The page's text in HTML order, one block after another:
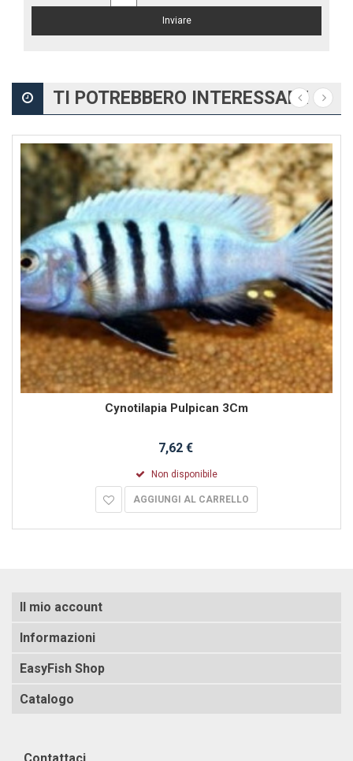
TI POTREBBERO INTERESSARE
Cynotilapia Pulpican 3Cm
7,62 €
Non disponibile
AGGIUNGI AL CARRELLO
Il mio account
Informazioni
EasyFish Shop
Catalogo